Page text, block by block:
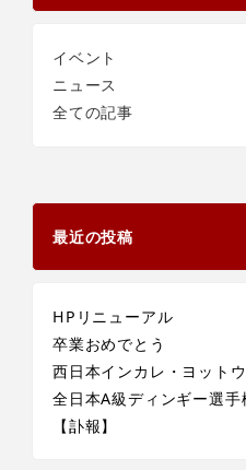
イベント
ニュース
全ての記事
最近の投稿
HPリニューアル
卒業おめでとう
西日本インカレ・ヨット
全日本A級ディンギー選
【訃報】